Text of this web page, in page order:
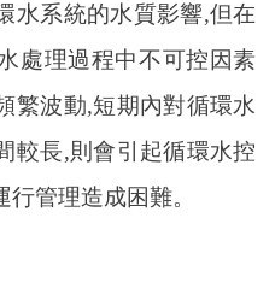
水系統的水質影響,但在
處理過程中不可控因素
繁波動,短期內對循環水
較長,則會引起循環水控
管理造成困難。